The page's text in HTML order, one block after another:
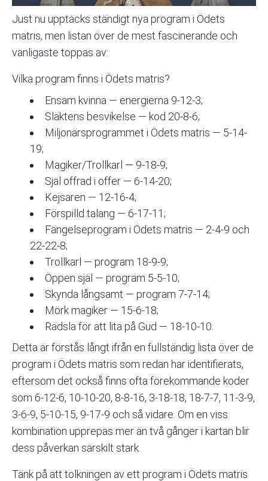
Just nu upptäcks ständigt nya program i Ödets
matris, men listan över de mest fascinerande och
vanligaste toppas av:
Vilka program finns i Ödets matris?
Ensam kvinna — energierna 9-12-3;
Släktens besvikelse — kod 20-8-6;
Miljonärsprogrammet i Ödets matris — 5-14-
19;
Magiker/Trollkarl — 9-18-9;
Själ offrad i offer — 6-14-20;
Kejsaren — 12-16-4;
Förspilld talang — 6-17-11;
Fängelseprogram i Ödets matris — 2-4-9 och
22-22-8;
Trollkarl — program 18-9-9;
Öppen själ — program 5-5-10;
Skynda långsamt — program 7-7-14;
Mörk magiker — 15-6-18;
Rädsla för att lita på Gud — 18-10-10.
Detta är förstås långt ifrån en fullständig lista över de
program i Ödets matris som redan har identifierats,
eftersom det också finns ofta förekommande koder
som 6-12-6, 10-10-20, 8-8-16, 3-18-18, 18-7-7, 11-3-9,
3-6-9, 5-10-15, 9-17-9 och så vidare. Om en viss
kombination upprepas mer än två gånger i kartan blir
dess påverkan särskilt stark.
Tänk på att tolkningen av ett program i Ödets matris